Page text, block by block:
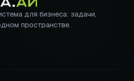
для бизнеса: задачи,
пространстве.